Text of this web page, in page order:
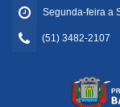
Segunda-feira a
(51) 3482-2107